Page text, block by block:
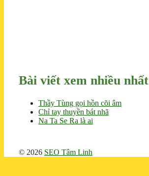
Bài viết xem nhiều nhất
Thầy Tùng gọi hồn cõi âm
Chỉ tay thuyền bát nhã
Na Ta Se Ra là ai
© 2026 SEO Tâm Linh